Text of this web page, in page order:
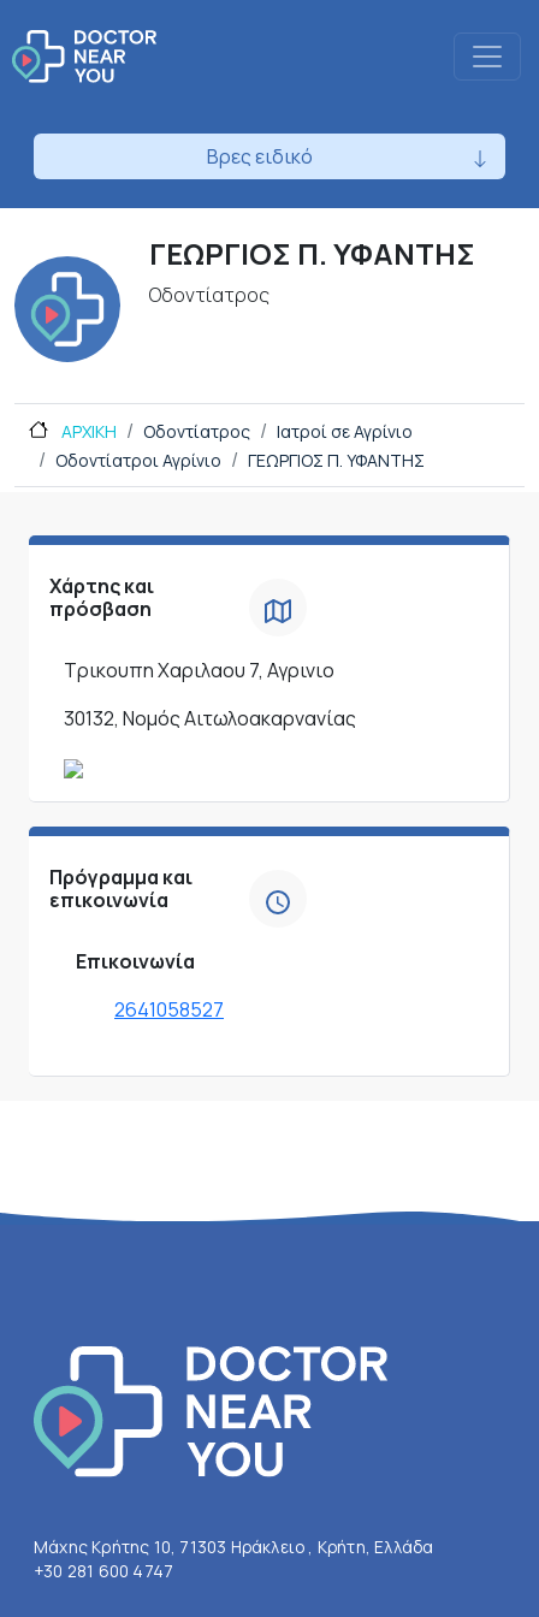
Βρες ειδικό
ΓΕΩΡΓΙΟΣ Π. ΥΦΑΝΤΗΣ
Οδοντίατρος
ΑΡΧΙΚΗ Οδοντίατρος
Ιατροί σε Αγρίνιο
Οδοντίατροι Αγρίνιο
ΓΕΩΡΓΙΟΣ Π. ΥΦΑΝΤΗΣ
Χάρτης και
πρόσβαση
Τρικουπη Χαριλαου 7, Αγρινιο
30132, Νομός Αιτωλοακαρνανίας
Πρόγραμμα και
επικοινωνία
Επικοινωνία
2641058527
Μάχης Κρήτης 10, 71303 Ηράκλειο , Κρήτη, Ελλάδα
+30 281 600 4747